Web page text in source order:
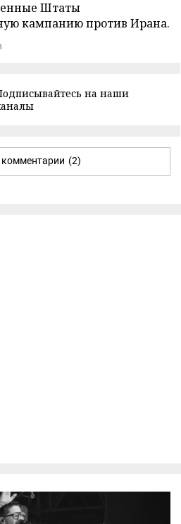
Штаты
кампанию против Ирана.
на наши
комментарии (2)